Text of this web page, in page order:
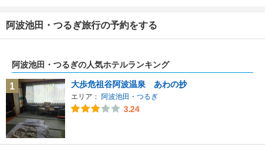
阿波池田・つるぎ旅行の予約をする
阿波池田・つるぎの人気ホテルランキング
1 大歩危祖谷阿波温泉 あわの抄
エリア： 阿波池田・つるぎ
3.24